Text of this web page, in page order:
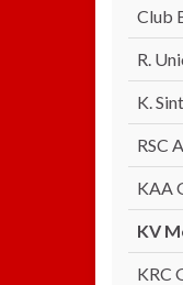
Club
R.
K.
RSC
KAA
KV
KRC